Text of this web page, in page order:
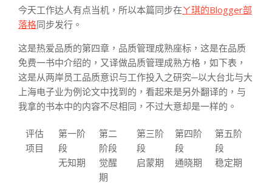
今天工作达人有点当机，所以本篇同步在ㄚ琪的Blogger部
落格同步发行。
这是热爱品质的第四章，品质管理成熟座标，这是在品质
免费一书中介绍的，又译做品质管理成熟方格，如下表，
这是从两岸员工品质意识与工作投入之研究─以大台北与大
上海电子业为例论文中找到的，看起来是另外翻译的，与
我拿的书本中的内容不尽相同，不过大意却是一样的。
评估
项目
第一阶
段
无知期
第二
阶段
觉醒
期
第三阶
段
启蒙期
第四阶
段
通晓期
第五阶
段
稳定期